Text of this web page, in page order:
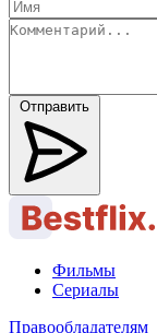
Отправить
Фильмы
Сериалы
Правообладателям